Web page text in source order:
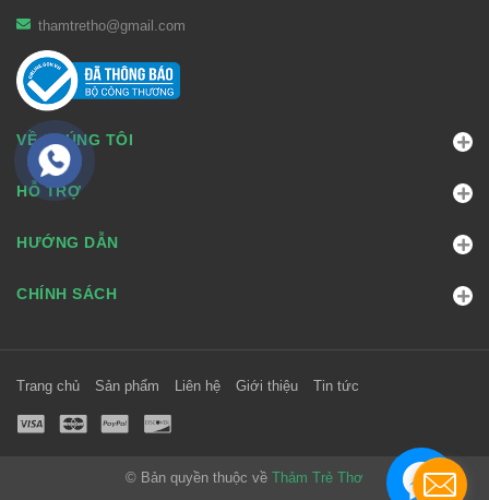
thamtretho@gmail.com
VỀ CHÚNG TÔI
HỖ TRỢ
HƯỚNG DẪN
CHÍNH SÁCH
Trang chủ Sản phẩm Liên hệ Giới thiệu Tin tức
© Bản quyền thuộc về Thảm Trẻ Thơ